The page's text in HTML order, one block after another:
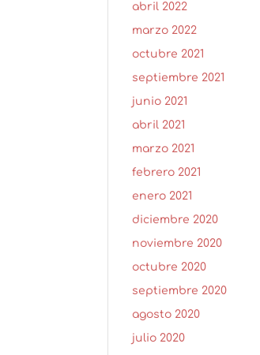
abril 2022
marzo 2022
octubre 2021
septiembre 2021
junio 2021
abril 2021
marzo 2021
febrero 2021
enero 2021
diciembre 2020
noviembre 2020
octubre 2020
septiembre 2020
agosto 2020
julio 2020